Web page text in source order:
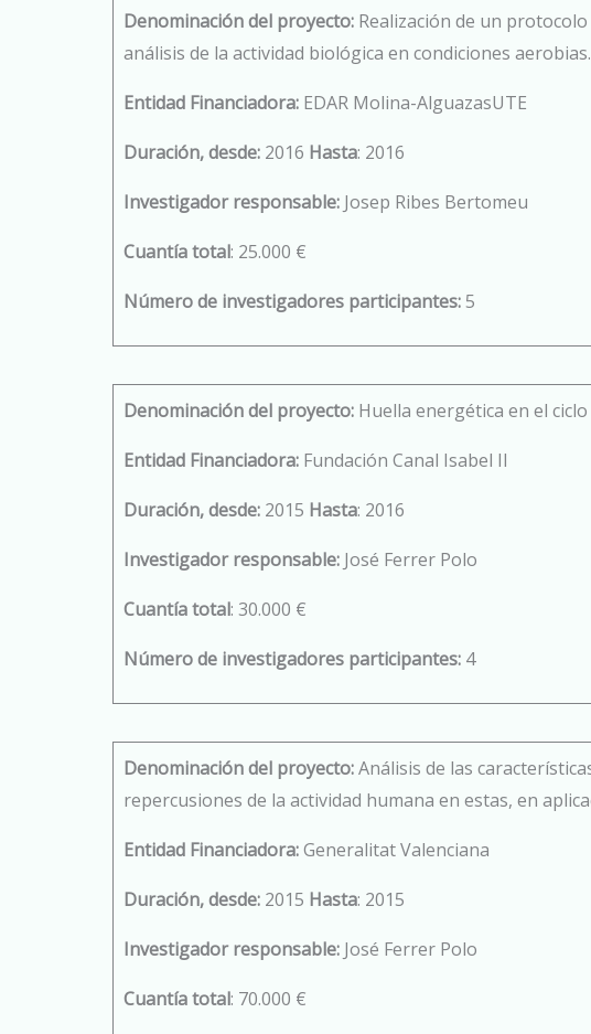
Denominación del proyecto: Realización de un
análisis de la actividad biológica en condiciones aerobias.
Entidad Financiadora: EDAR Molina-AlguazasUTE
Duración, desde: 2016 Hasta: 2016
Investigador responsable: Josep Ribes Bertomeu
Cuantía total: 25.000 €
Número de investigadores participantes:5
Denominación del proyecto: Huella energética en el
Entidad Financiadora: Fundación Canal Isabel II
Duración, desde: 2015 Hasta: 2016
Investigador responsable: José Ferrer Polo
Cuantía total: 30.000 €
Número de investigadores participantes: 4
Denominación del proyecto:Análisis de las
repercusiones de la actividad humana en estas, en
Entidad Financiadora:Generalitat Valenciana
Duración, desde: 2015 Hasta: 2015
Investigador responsable: José Ferrer Polo
Cuantía total: 70.000 €